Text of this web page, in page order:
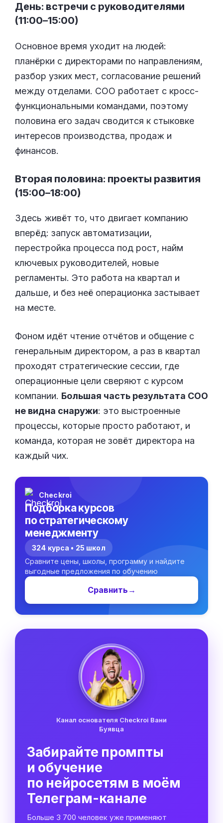
День: встречи с руководителями
(11:00–15:00)
Основное время уходит на людей:
планёрки с директорами по направлениям,
разбор узких мест, согласование решений
между отделами. COO работает с кросс-
функциональными командами, поэтому
половина его задач сводится к стыковке
интересов производства, продаж и
финансов.
Вторая половина: проекты развития
(15:00–18:00)
Здесь живёт то, что двигает компанию
вперёд: запуск автоматизации,
перестройка процесса под рост, найм
ключевых руководителей, новые
регламенты. Это работа на квартал и
дальше, и без неё операционка застывает
на месте.
Фоном идёт чтение отчётов и общение с
генеральным директором, а раз в квартал
проходят стратегические сессии, где
операционные цели сверяют с курсом
компании. Большая часть результата COO
не видна снаружи: это выстроенные
процессы, которые просто работают, и
команда, которая не зовёт директора на
каждый чих.
Checkroi
Подборка курсов
по стратегическому
менеджменту
324 курса • 25 школ
Сравните цены, школы, программу и найдите
выгодные предложения по обучению
Сравнить →
Канал основателя Checkroi Вани
Буявца
Забирайте промпты
и обучение
по нейросетям в моём
Телеграм-канале
Больше 3 700 человек уже применяют